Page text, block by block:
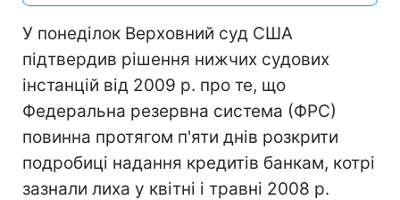
У понеділок Верховний суд США
підтвердив рішення нижчих судових
інстанцій від 2009 р. про те, що
Федеральна резервна система (ФРС)
повинна протягом п'яти днів розкрити
подробиці надання кредитів банкам, котрі
зазнали лиха у квітні і травні 2008 р.